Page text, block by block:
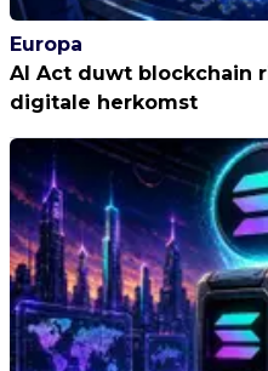
Europa
AI Act duwt blockchain
digitale herkomst